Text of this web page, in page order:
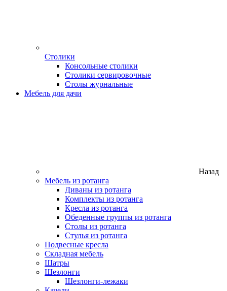
Столики
Консольные столики
Столики сервировочные
Столы журнальные
Мебель для дачи
Назад
Мебель из ротанга
Диваны из ротанга
Комплекты из ротанга
Кресла из ротанга
Обеденные группы из ротанга
Столы из ротанга
Стулья из ротанга
Подвесные кресла
Складная мебель
Шатры
Шезлонги
Шезлонги-лежаки